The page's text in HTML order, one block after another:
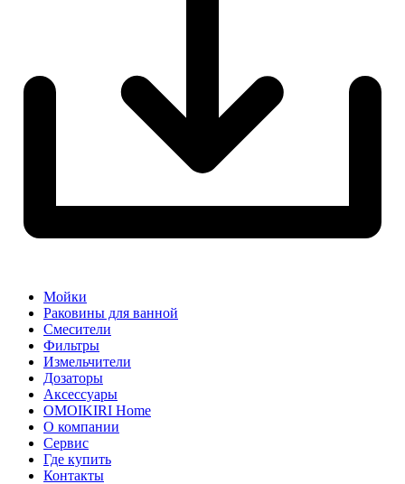
Мойки
Раковины для ванной
Смесители
Фильтры
Измельчители
Дозаторы
Аксессуары
OMOIKIRI Home
О компании
Сервис
Где купить
Контакты